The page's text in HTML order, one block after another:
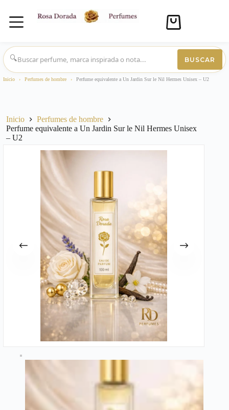
Saltar
al
contenido
Carro
compra
🔍
BUSCAR
Inicio › Perfumes de hombre › Perfume equivalente a Un Jardin Sur le Nil Hermes Unisex – U2
Inicio
Perfumes de hombre
Perfume equivalente a Un Jardin Sur le Nil Hermes Unisex
– U2